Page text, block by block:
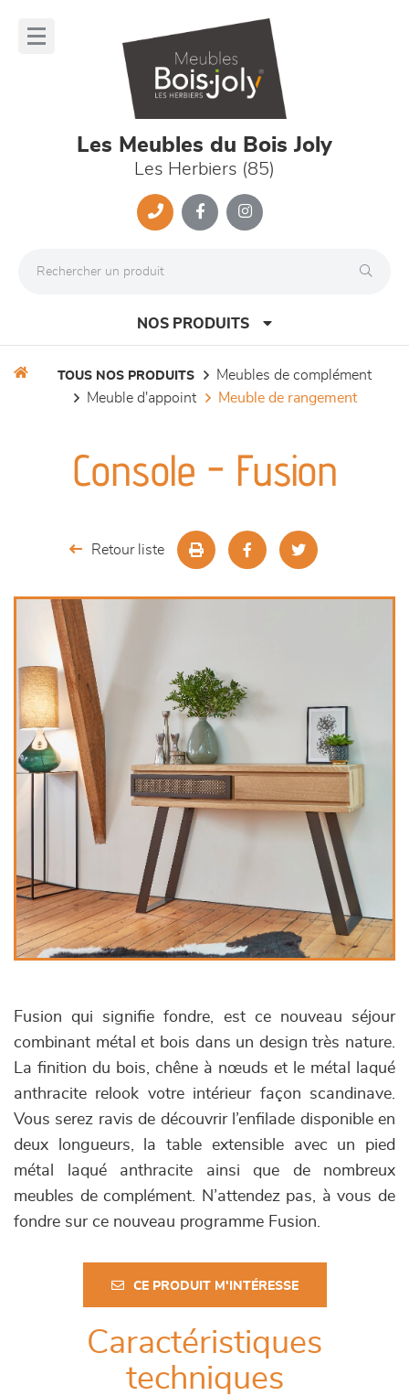
Les Meubles du Bois Joly
Les Herbiers (85)
NOS PRODUITS
séjours
chambres et dressing
literie
décoration
TOUS NOS PRODUITS
meubles de complément
meuble d'appoint
meuble de rangement
Console - Fusion
Retour liste
Fusion qui signifie fondre, est ce nouveau séjour
combinant métal et bois dans un design très nature.
La finition du bois, chêne à nœuds et le métal laqué
anthracite relook votre intérieur façon scandinave.
Vous serez ravis de découvrir l’enfilade disponible en
deux longueurs, la table extensible avec un pied
métal laqué anthracite ainsi que de nombreux
meubles de complément. N’attendez pas, à vous de
fondre sur ce nouveau programme Fusion.
CE PRODUIT M'INTÉRESSE
Caractéristiques
techniques